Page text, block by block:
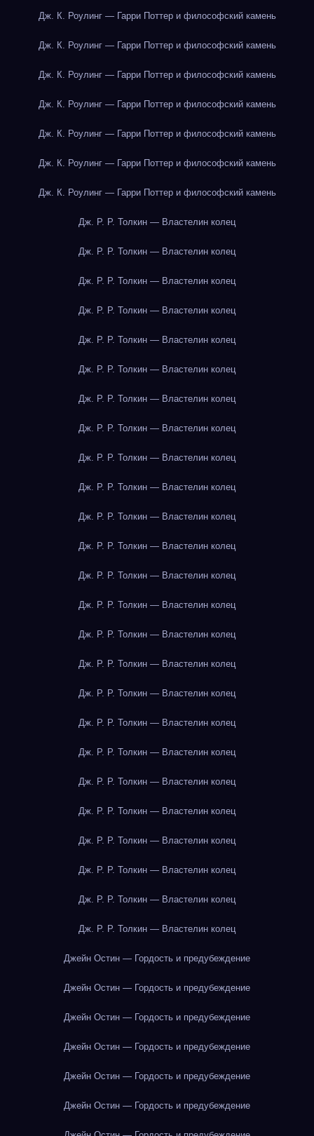
Дж. К. Роулинг — Гарри Поттер и философский камень
Дж. К. Роулинг — Гарри Поттер и философский камень
Дж. К. Роулинг — Гарри Поттер и философский камень
Дж. К. Роулинг — Гарри Поттер и философский камень
Дж. К. Роулинг — Гарри Поттер и философский камень
Дж. К. Роулинг — Гарри Поттер и философский камень
Дж. К. Роулинг — Гарри Поттер и философский камень
Дж. Р. Р. Толкин — Властелин колец
Дж. Р. Р. Толкин — Властелин колец
Дж. Р. Р. Толкин — Властелин колец
Дж. Р. Р. Толкин — Властелин колец
Дж. Р. Р. Толкин — Властелин колец
Дж. Р. Р. Толкин — Властелин колец
Дж. Р. Р. Толкин — Властелин колец
Дж. Р. Р. Толкин — Властелин колец
Дж. Р. Р. Толкин — Властелин колец
Дж. Р. Р. Толкин — Властелин колец
Дж. Р. Р. Толкин — Властелин колец
Дж. Р. Р. Толкин — Властелин колец
Дж. Р. Р. Толкин — Властелин колец
Дж. Р. Р. Толкин — Властелин колец
Дж. Р. Р. Толкин — Властелин колец
Дж. Р. Р. Толкин — Властелин колец
Дж. Р. Р. Толкин — Властелин колец
Дж. Р. Р. Толкин — Властелин колец
Дж. Р. Р. Толкин — Властелин колец
Дж. Р. Р. Толкин — Властелин колец
Дж. Р. Р. Толкин — Властелин колец
Дж. Р. Р. Толкин — Властелин колец
Дж. Р. Р. Толкин — Властелин колец
Дж. Р. Р. Толкин — Властелин колец
Дж. Р. Р. Толкин — Властелин колец
Джейн Остин — Гордость и предубеждение
Джейн Остин — Гордость и предубеждение
Джейн Остин — Гордость и предубеждение
Джейн Остин — Гордость и предубеждение
Джейн Остин — Гордость и предубеждение
Джейн Остин — Гордость и предубеждение